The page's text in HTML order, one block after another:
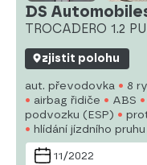
DS
TROCADERO 1.2
zjistit polohu
aut. převodovka 8
airbag řidiče
ABS
podvozku (ESP)
hlídání jízdního pruhu
únavy řidiče
aut.
dvouzónová
11/2022